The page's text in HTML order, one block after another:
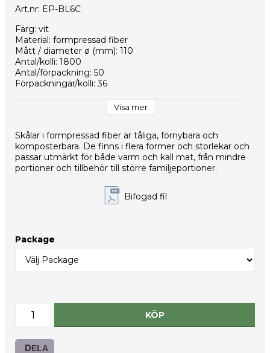
Art.nr: EP-BL6C
Färg: vit
Material: formpressad fiber
Mått / diameter ø (mm): 110
Antal/kolli: 1800
Antal/förpackning: 50
Förpackningar/kolli: 36
Kollimått (mm): 460x360x350
Typ av innerförpackning: PE-påse
HS-kod: 48236910
Visa mer
Skålar i formpressad fiber är tåliga, förnybara och
komposterbara. De finns i flera former och storlekar och
passar utmärkt för både varm och kall mat, från mindre
portioner och tillbehör till större familjeportioner.
Bifogad fil
Package
KÖP
DELA